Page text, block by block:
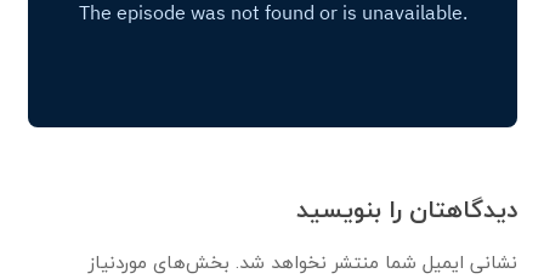
دیدگاهتان را بنویسید
نشانی ایمیل شما منتشر نخواهد شد. بخش‌های موردنیاز